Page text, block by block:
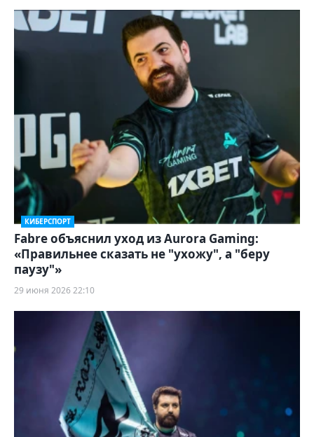
КИБЕРСПОРТ
Fabre объяснил уход из Aurora Gaming:
«Правильнее сказать не "ухожу", а "беру
паузу"»
29 июня 2026 22:10